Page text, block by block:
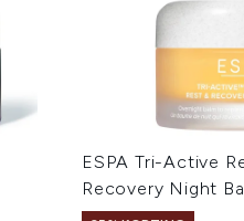
ESPA Tri-Active
Recovery Night